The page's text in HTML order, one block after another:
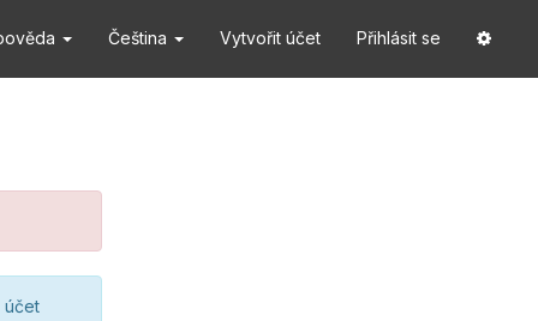
Čeština Vytvořit účet Přihlásit se
účet